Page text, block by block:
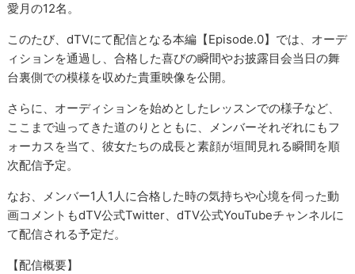
愛月の12名。
このたび、dTVにて配信となる本編【Episode.0】では、オーデ
ィションを通過し、合格した喜びの瞬間やお披露目会当日の舞
台裏側での模様を収めた貴重映像を公開。
さらに、オーディションを始めとしたレッスンでの様子など、
ここまで辿ってきた道のりとともに、メンバーそれぞれにもフ
ォーカスを当て、彼女たちの成長と素顔が垣間見れる瞬間を順
次配信予定。
なお、メンバー1人1人に合格した時の気持ちや心境を伺った動
画コメントもdTV公式Twitter、dTV公式YouTubeチャンネルに
て配信される予定だ。
【配信概要】